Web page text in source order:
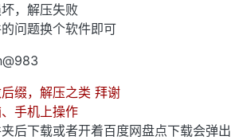
，解压失败
问题换个软件即可
缀，解压之类 拜谢
手机上操作
夹后下载或者开着百度网盘点下载会弹出